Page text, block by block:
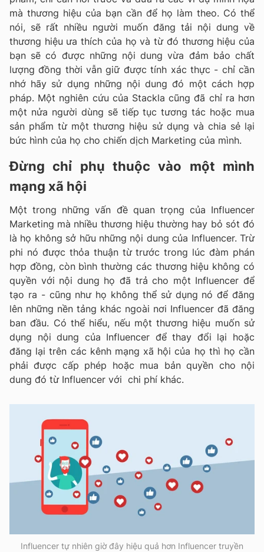
mà thương hiệu của bạn cần để họ làm theo. Có thể
nói, sẽ rất nhiều người muốn đăng tải nội dung về
thương hiệu ưa thích của họ và từ đó thương hiệu của
bạn sẽ có được những nội dung vừa đảm bảo chất
lượng đồng thời vẫn giữ được tính xác thực - chỉ cần
nhớ hãy sử dụng những nội dung đó một cách hợp
pháp. Một nghiên cứu của Stackla cũng đã chỉ ra hơn
một nửa người dùng sẽ tiếp tục tương tác hoặc mua
sản phẩm từ một thương hiệu sử dụng và chia sẻ lại
bức hình của họ cho chiến dịch Marketing của mình.
Đừng chỉ phụ thuộc vào một mình
mạng xã hội
Một trong những vấn đề quan trọng của Influencer
Marketing mà nhiều thương hiệu thường hay bỏ sót đó
là họ không sở hữu những nội dung của Influencer. Trừ
phi nó được thỏa thuận từ trước trong lúc đàm phán
hợp đồng, còn bình thường các thương hiệu không có
quyền với nội dung họ đã trả cho một Influencer để
tạo ra - cũng như họ không thể sử dụng nó để đăng
lên những nền tảng khác ngoài nơi Influencer đã đăng
ban đầu. Có thể hiểu, nếu một thương hiệu muốn sử
dụng nội dung của Influencer để thay đổi lại hoặc
đăng lại trên các kênh mạng xã hội của họ thì họ cần
phải được cấp phép hoặc mua bản quyền cho nội
dung đó từ Influencer với chi phí khác.
Influencer tự nhiên giờ đây hiệu quả hơn Influencer truyền